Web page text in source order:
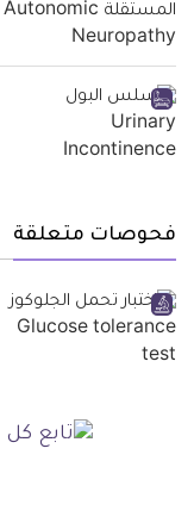
فحوصات متعلقة